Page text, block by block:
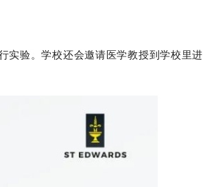
实验。学校还会邀请医学教授到学校里进